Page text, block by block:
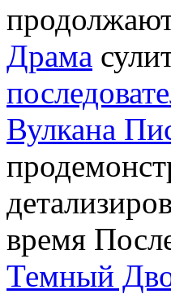
Драма
Вулкана
время
Темный